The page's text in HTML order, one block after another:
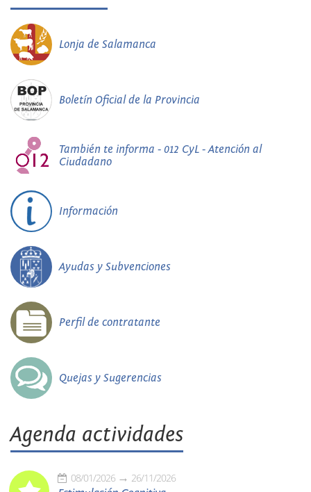
Lonja de Salamanca
Boletín Oficial de la Provincia
También te informa - 012 CyL - Atención al
Ciudadano
Información
Ayudas y Subvenciones
Perfil de contratante
Quejas y Sugerencias
Agenda actividades
08/01/2026 26/11/2026